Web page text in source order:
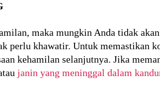
maka mungkin Anda tidak
perlu khawatir. Untuk memastikan
kehamilan selanjutnya. Jika
janin yang meninggal dalam